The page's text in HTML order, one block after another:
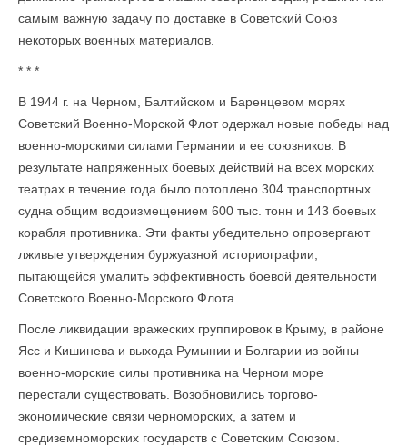
самым важную задачу по доставке в Советский Союз
некоторых военных материалов.
* * *
В 1944 г. на Черном, Балтийском и Баренцевом морях
Советский Военно-Морской Флот одержал новые победы над
военно-морскими силами Германии и ее союзников. В
результате напряженных боевых действий на всех морских
театрах в течение года было потоплено 304 транспортных
судна общим водоизмещением 600 тыс. тонн и 143 боевых
корабля противника. Эти факты убедительно опровергают
лживые утверждения буржуазной историографии,
пытающейся умалить эффек­тивность боевой деятельности
Советского Военно-Морского Флота.
После ликвидации вражеских группировок в Крыму, в районе
Ясс и Кишинева и выхода Румынии и Болгарии из войны
военно-морские силы противника на Черном море
перестали существовать. Возобновились торгово-
экономические связи черноморских, а затем и
средиземноморских государств с Советским Союзом.